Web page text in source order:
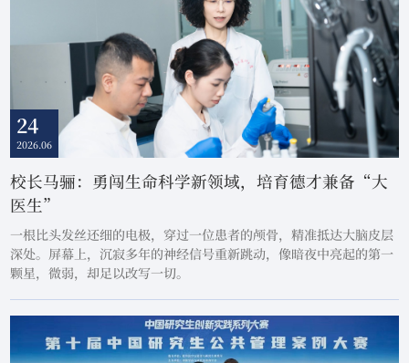
24
2026.06
校长马骊：勇闯生命科学新领域，培育德才兼备“大
医生”
一根比头发丝还细的电极，穿过一位患者的颅骨，精准抵达大脑皮层
深处。屏幕上，沉寂多年的神经信号重新跳动，像暗夜中亮起的第一
颗星，微弱，却足以改写一切。